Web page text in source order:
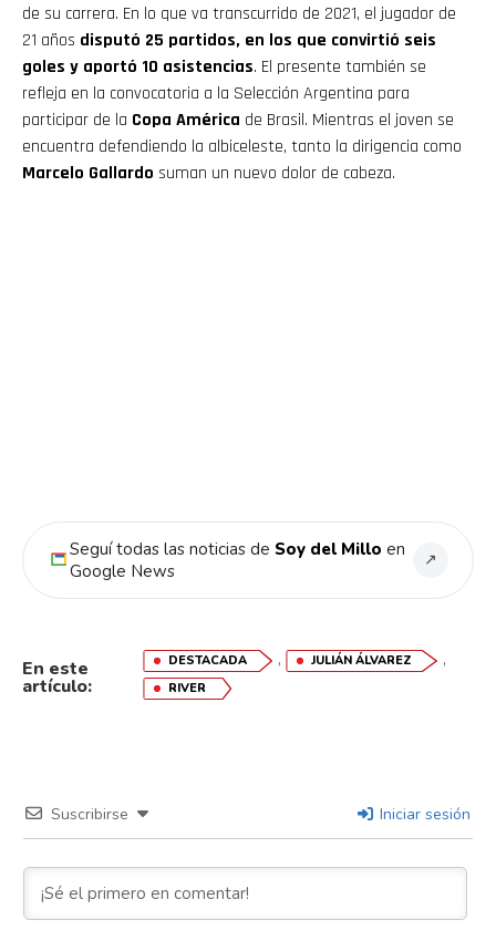
de su carrera. En lo que va transcurrido de 2021, el jugador de
21 años disputó 25 partidos, en los que convirtió seis
goles y aportó 10 asistencias. El presente también se
refleja en la convocatoria a la Selección Argentina para
participar de la Copa América de Brasil. Mientras el joven se
encuentra defendiendo la albiceleste, tanto la dirigencia como
Marcelo Gallardo suman un nuevo dolor de cabeza.
Seguí todas las noticias de Soy del Millo en
Google News
↗
En este
artículo:
DESTACADA , JULIÁN ÁLVAREZ ,
RIVER
Suscribirse Iniciar sesión